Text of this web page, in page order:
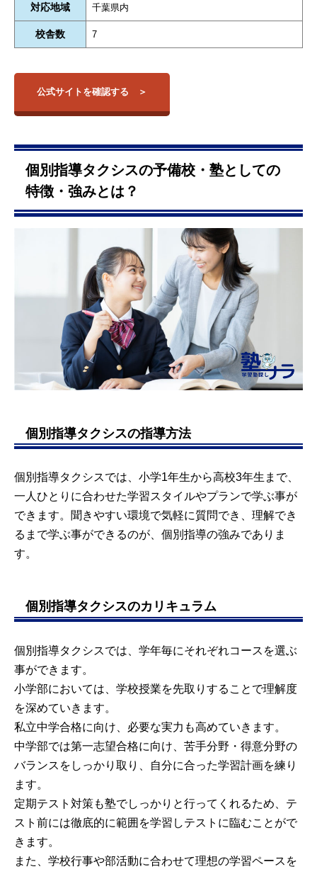
対応地域 千葉県内
校舎数 7
公式サイトを確認する
個別指導タクシスの予備校・塾としての
特徴・強みとは？
個別指導タクシスの指導方法
個別指導タクシスでは、小学1年生から高校3年生まで、
一人ひとりに合わせた学習スタイルやプランで学ぶ事が
できます。聞きやすい環境で気軽に質問でき、理解でき
るまで学ぶ事ができるのが、個別指導の強みでありま
す。
個別指導タクシスのカリキュラム
個別指導タクシスでは、学年毎にそれぞれコースを選ぶ
事ができます。
小学部においては、学校授業を先取りすることで理解度
を深めていきます。
私立中学合格に向け、必要な実力も高めていきます。
中学部では第一志望合格に向け、苦手分野・得意分野の
バランスをしっかり取り、自分に合った学習計画を練り
ます。
定期テスト対策も塾でしっかりと行ってくれるため、テ
スト前には徹底的に範囲を学習しテストに臨むことがで
きます。
また、学校行事や部活動に合わせて理想の学習ペースを